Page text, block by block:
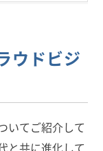
ウドビジ
いてご紹介して
と共に進化して